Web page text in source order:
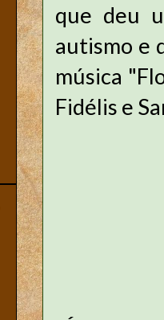
que deu
autismo e
música
Fidélis e